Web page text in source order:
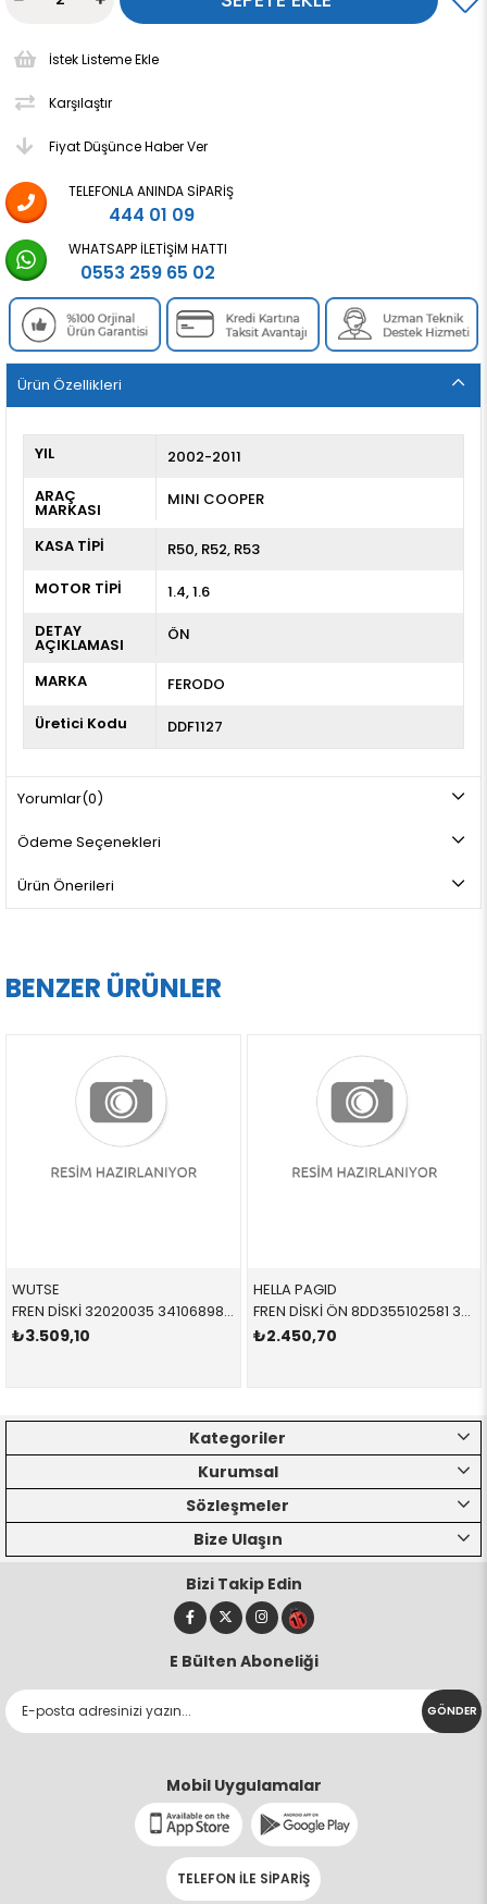
İstek Listeme Ekle
Karşılaştır
Fiyat Düşünce Haber Ver
TELEFONLA ANINDA SIPARIŞ
444 01 09
WHATSAPP İLETIŞIM HATTI
0553 259 65 02
Ürün Özellikleri
YIL
2002-2011
ARAÇ
MARKASI
MINI COOPER
KASA TİPİ R50 R52 R53
MOTOR TİPİ
1.4, 1.6
DETAY
AÇIKLAMASI
ÖN
MARKA
FERODO
Üretici Kodu
DDF1127
Yorumlar(0)
Ödeme Seçenekleri
Ürün Önerileri
BENZER ÜRÜNLER
WUTSE
FREN DİSKİ 32020035 34106898723 34116775277 F10,F11 2.0,2.5,3.0 ÖN
₺3.509,10
HELLA PAGID
FREN DİSKİ ÖN 8DD355102581 34116864060 34116864060 E36,E46 1.8,2.0,2.5,2.8 HAVALI 1991-2005
₺2.450,70
Kategoriler
Kurumsal
Sözleşmeler
Bize Ulaşın
Bizi Takip Edin
E Bülten Aboneliği
GÖNDER
Mobil Uygulamalar
TELEFON İLE SİPARİŞ